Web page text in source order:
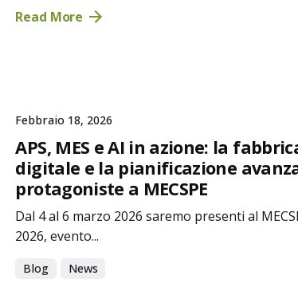
Read More
Febbraio 18, 2026
APS, MES e AI in azione: la
digitale e la pianificazione
protagoniste a MECSPE
Dal 4 al 6 marzo 2026 saremo presenti al
2026, evento...
Blog News